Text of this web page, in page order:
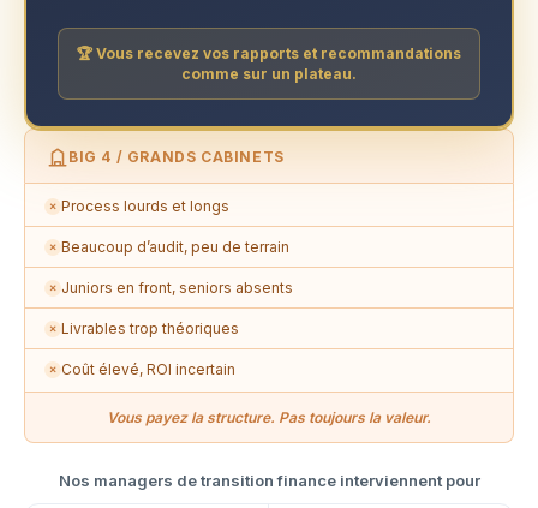
🏆 Vous recevez vos rapports et recommandations
comme sur un plateau.
BIG 4 / GRANDS CABINETS
✗ Process lourds et longs
✗ Beaucoup d’audit, peu de terrain
✗ Juniors en front, seniors absents
✗ Livrables trop théoriques
✗ Coût élevé, ROI incertain
Vous payez la structure. Pas toujours la valeur.
Nos managers de transition finance interviennent pour